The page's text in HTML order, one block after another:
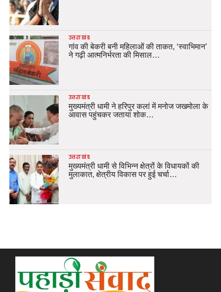
उत्तराखंड
गांव की बेकरी बनी महिलाओं की ताकत, ‘स्वाभिमान’
ने गढ़ी आत्मनिर्भरता की मिसाल…
उत्तराखंड
मुख्यमंत्री धामी ने हरिपुर कलां में मनोज जखमोला के
आवास पहुंचकर जताया शोक…
उत्तराखंड
मुख्यमंत्री धामी से विभिन्न क्षेत्रों के विधायकों की
मुलाकात, क्षेत्रीय विकास पर हुई चर्चा…